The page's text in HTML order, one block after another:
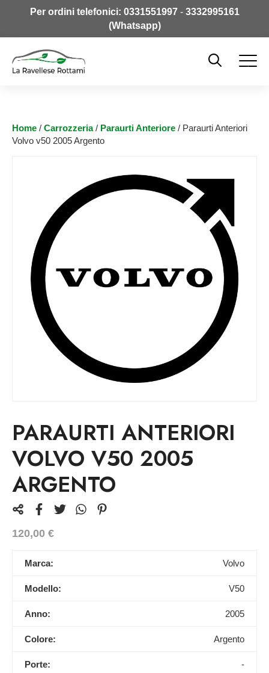
Per ordini telefonici: 0331551997- 3332995161
(Whatsapp)
Home / Carrozzeria/ Paraurti Anteriore / Paraurti Anteriori
Volvo v50 2005 Argento
PARAURTI ANTERIORI
VOLVO V50 2005
ARGENTO
120,00 €
Marca: Volvo
Modello: V50
Anno: 2005
Colore: Argento
Porte: -